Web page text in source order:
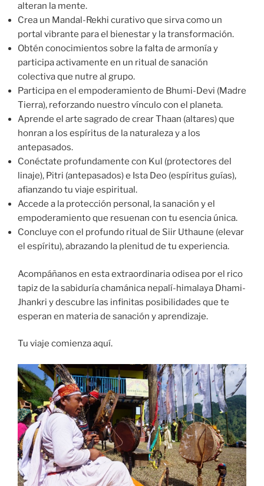
alteran la mente.
Crea un Mandal-Rekhi curativo que sirva como un
portal vibrante para el bienestar y la transformación.
Obtén conocimientos sobre la falta de armonía y
participa activamente en un ritual de sanación
colectiva que nutre al grupo.
Participa en el empoderamiento de Bhumi-Devi (Madre
Tierra), reforzando nuestro vínculo con el planeta.
Aprende el arte sagrado de crear Thaan (altares) que
honran a los espíritus de la naturaleza y a los
antepasados.
Conéctate profundamente con Kul (protectores del
linaje), Pitri (antepasados) e Ista Deo (espíritus guías),
afianzando tu viaje espiritual.
Accede a la protección personal, la sanación y el
empoderamiento que resuenan con tu esencia única.
Concluye con el profundo ritual de Siir Uthaune (elevar
el espíritu), abrazando la plenitud de tu experiencia.
Acompáñanos en esta extraordinaria odisea por el rico
tapiz de la sabiduría chamánica nepalí-himalaya Dhami-
Jhankri y descubre las infinitas posibilidades que te
esperan en materia de sanación y aprendizaje.
Tu viaje comienza aquí.